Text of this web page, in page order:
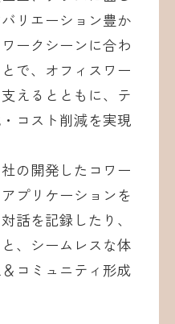
リエーション豊か
ークシーンに合わ
で、オフィスワー
えるとともに、テ
コスト削減を実現
の開発したコワー
プリケーションを
話を記録したり、
、シームレスな体
コミュニティ形成